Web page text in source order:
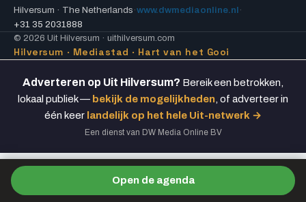
Hilversum · The Netherlands ·www.dwmediaonline.nl ·
+31 35 2031888
© 2026 Uit Hilversum · uithilversum.com
Hilversum · Mediastad · Hart van het Gooi
Open de agenda
Adverteren op Uit Hilversum? Bereik een betrokken,
lokaal publiek — bekijk de mogelijkheden , of adverteer in
één keer landelijk op het hele Uit-netwerk →
Een dienst van DW Media Online BV